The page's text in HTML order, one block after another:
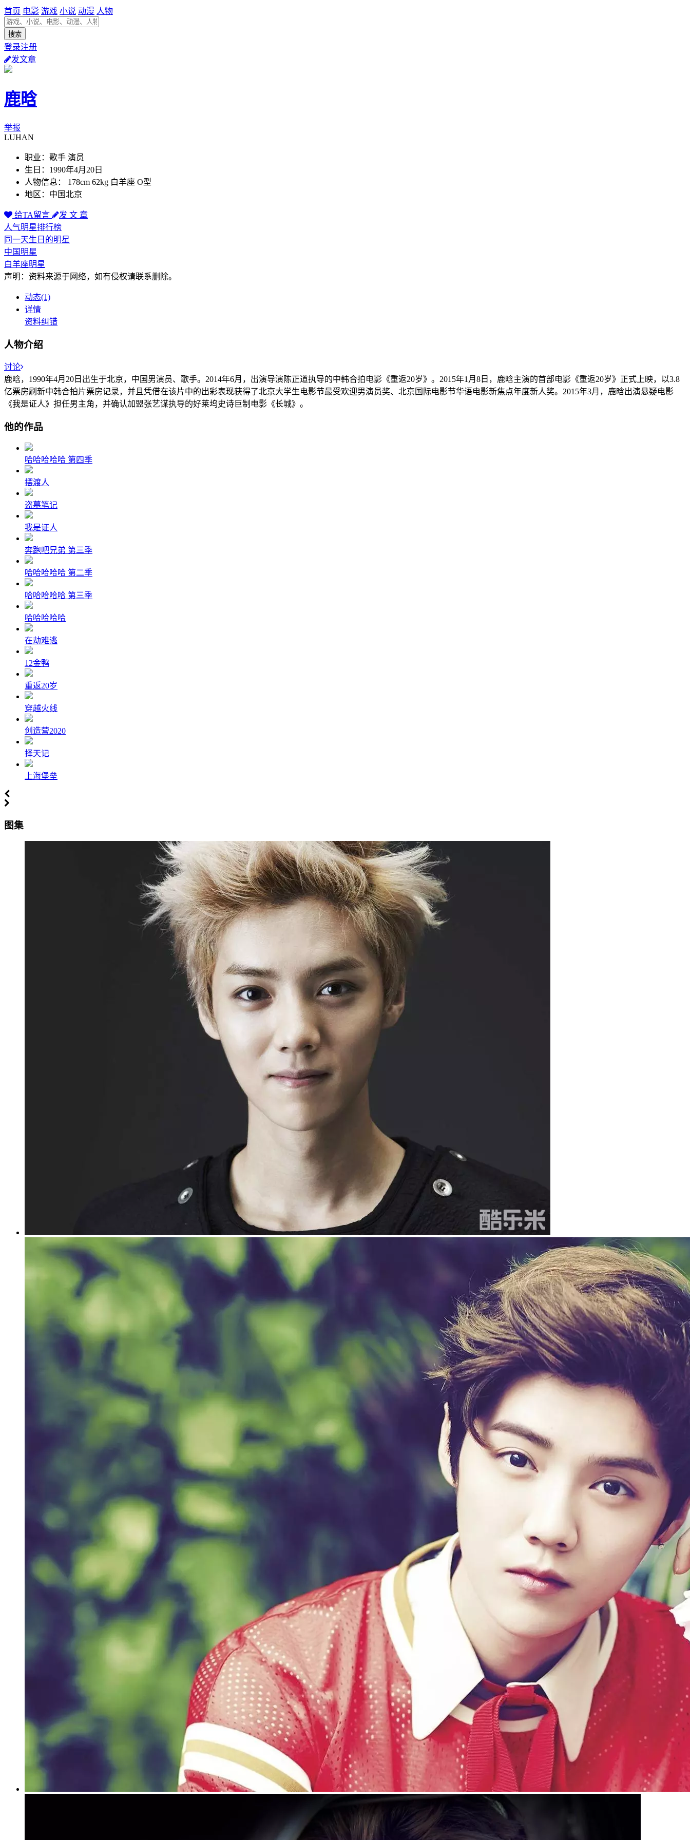
首页 电影 游戏 小说 动漫 人物
登录注册
发文章
鹿晗
举报
LUHAN
职业：歌手 演员
生日：1990年4月20日
人物信息： 178cm 62kg 白羊座 O型
地区：中国北京
给TA留言
发 文 章
人气明星排行榜
同一天生日的明星
中国明星
白羊座明星
声明：资料来源于网络，如有侵权请联系删除。
动态(1)
详情
资料纠错
人物介绍
讨论
鹿晗，1990年4月20日出生于北京，中国男演员、歌手。2014年6月，出演导演陈正道执导的中韩合拍电影《重返20岁》。2015年1月8日，鹿晗主演的首部电影《重返20岁》正式上映，以3.8
亿票房刷新中韩合拍片票房记录，并且凭借在该片中的出彩表现获得了北京大学生电影节最受欢迎男演员奖、北京国际电影节华语电影新焦点年度新人奖。2015年3月，鹿晗出演悬疑电影
《我是证人》担任男主角，并确认加盟张艺谋执导的好莱坞史诗巨制电影《长城》。
他的作品
哈哈哈哈哈 第四季
摆渡人
盗墓笔记
我是证人
奔跑吧兄弟 第三季
哈哈哈哈哈 第二季
哈哈哈哈哈 第三季
哈哈哈哈哈
在劫难逃
12金鸭
重返20岁
穿越火线
创造营2020
择天记
上海堡垒
图集